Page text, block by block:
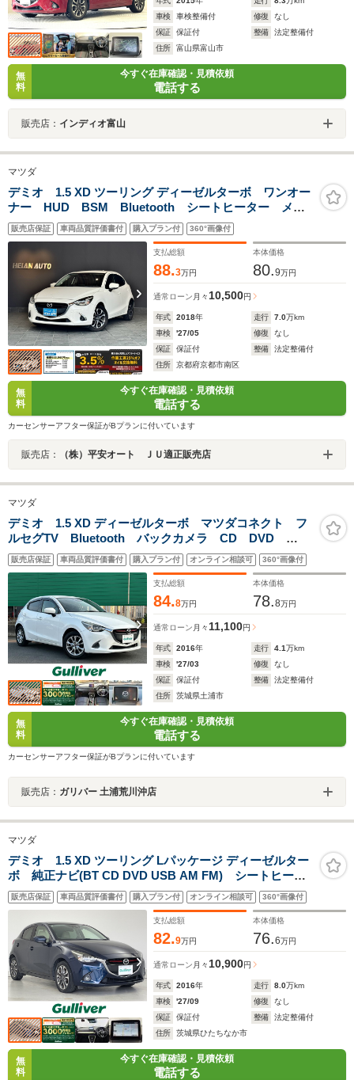
車検
車検整備付 修復
なし
保証
保証付 整備
法定整備付
住所
富山県富山市
無
料
今すぐ在庫確認・見積依頼
電話する
販売店： インディオ富山
マツダ
デミオ 1.5 XD ツーリング ディーゼルターボ ワンオー
ナー HUD BSM Bluetooth シートヒーター メー
カーナビ ETC フルセグTV バックカメラ クルー
ズコントロール ハンズフリー CD DVD LED 電格
ミラー オートライト オートハイビーム
販売店保証 車両品質評価書付 購入プラン付 360°画像付
支払総額
88.3万円
本体価格
80.9万円
通常ローン 月々10,500円
年式 2018年 走行 7.0万km
車検
'27/05 修復
なし
保証
保証付 整備
法定整備付
住所
京都府京都市南区
無
料
今すぐ在庫確認・見積依頼
電話する
カーセンサーアフター保証がBプランに付いています
販売店： （株）平安オート ＪＵ適正販売店
マツダ
デミオ 1.5 XD ディーゼルターボ マツダコネクト フ
ルセグTV Bluetooth バックカメラ CD DVD
ETC クルーズコントロール 衝突被害軽減ブレーキ
LEDヘッドライト オートワイパー シートヒーター
アルミホイール
販売店保証 車両品質評価書付 購入プラン付 オンライン相談可 360°画像付
支払総額
84.8万円
本体価格
78.8万円
通常ローン 月々11,100円
年式 2016年 走行 4.1万km
車検
'27/03 修復
なし
保証
保証付 整備
法定整備付
住所
茨城県土浦市
無
料
今すぐ在庫確認・見積依頼
電話する
カーセンサーアフター保証がBプランに付いています
販売店： ガリバー 土浦荒川沖店
マツダ
デミオ 1.5 XD ツーリング Lパッケージ ディーゼルター
ボ 純正ナビ(BT CD DVD USB AM FM) シートヒータ
ー(運転席 助手席) ヘッドアップディスプレイ クルコ
ン ドラレコ(前後) ETC ブラインドスポットモニタ
ー 車線脱警告システム 禁煙車
販売店保証 車両品質評価書付 購入プラン付 オンライン相談可 360°画像付
支払総額
82.9万円
本体価格
76.6万円
通常ローン 月々 10,900円
年式 2016年 走行 8.0万km
車検
'27/09 修復
なし
保証
保証付 整備
法定整備付
住所
茨城県ひたちなか市
無
料
今すぐ在庫確認・見積依頼
電話する